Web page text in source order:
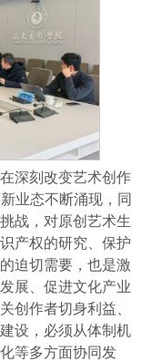
深刻改变艺术创作
业态不断涌现，同
战，对原创艺术生
产权的研究、保护
迫切需要，也是激
展、促进文化产业
创作者切身利益、
设，必须从体制机
等多方面协同发